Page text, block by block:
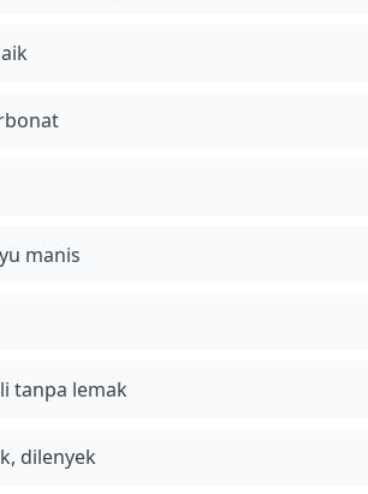
manis
tanpa lemak
dilenyek